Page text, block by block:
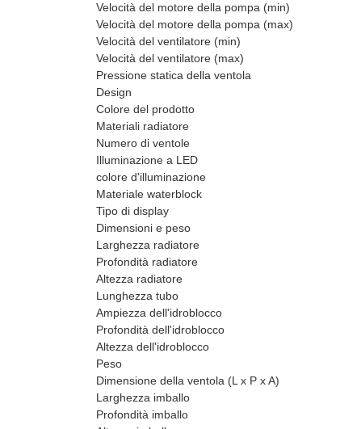
Velocità del motore della pompa (min)
Velocità del motore della pompa (max)
Velocità del ventilatore (min)
Velocità del ventilatore (max)
Pressione statica della ventola
Design
Colore del prodotto
Materiali radiatore
Numero di ventole
Illuminazione a LED
colore d'illuminazione
Materiale waterblock
Tipo di display
Dimensioni e peso
Larghezza radiatore
Profondità radiatore
Altezza radiatore
Lunghezza tubo
Ampiezza dell'idroblocco
Profondità dell'idroblocco
Altezza dell'idroblocco
Peso
Dimensione della ventola (L x P x A)
Larghezza imballo
Profondità imballo